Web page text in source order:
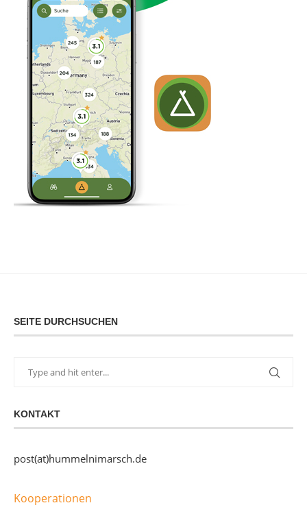
SEITE DURCHSUCHEN
KONTAKT
post(at)hummelnimarsch.de
Kooperationen